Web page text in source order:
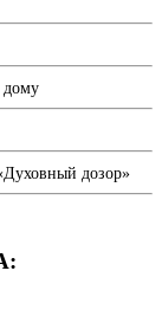
дому
дозор»